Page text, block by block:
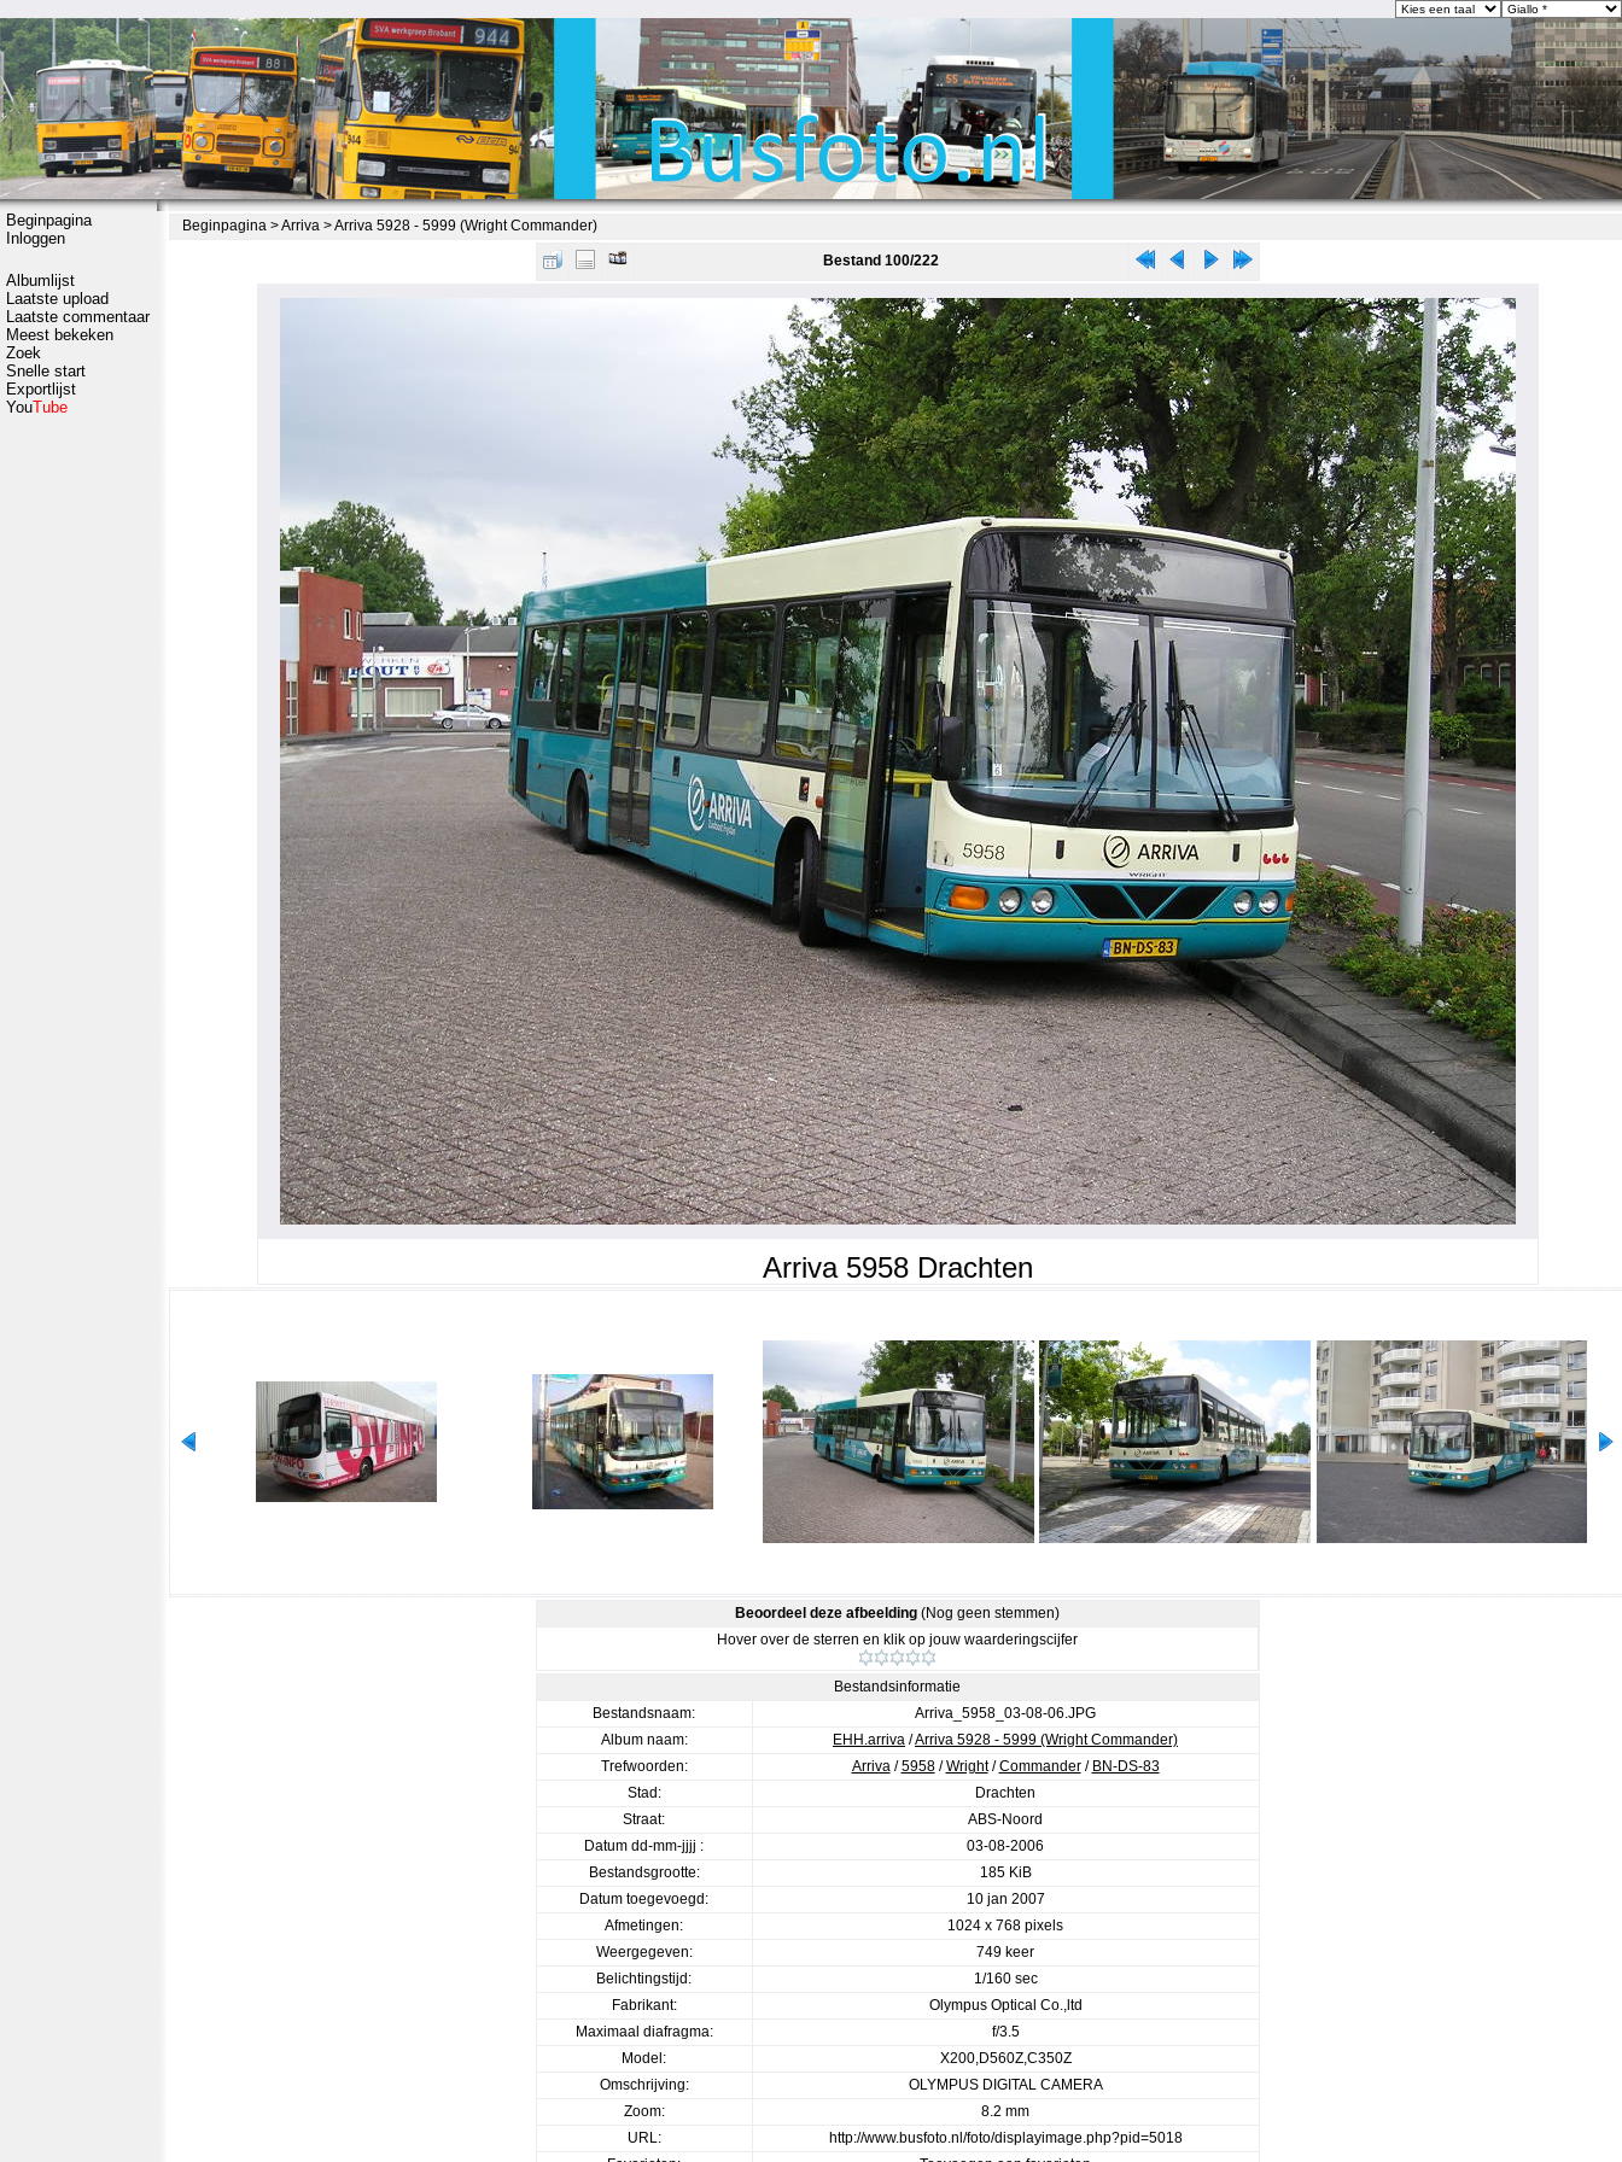
Beginpagina
Inloggen
Albumlijst
Laatste upload
Laatste commentaar
Meest bekeken
Zoek
Snelle start
Exportlijst
YouTube
Beginpagina >Arriva >Arriva 5928 - 5999 (Wright Commander)
Bestand 100/222
Arriva 5958 Drachten
Beoordeel deze afbeelding (Nog geen stemmen)
Hover over de sterren en klik op jouw waarderingscijfer
Bestandsinformatie
Bestandsnaam:
Arriva_5958_03-08-06.JPG
Album naam:
EHH.arriva /Arriva 5928 - 5999 (Wright Commander)
Trefwoorden:
Arriva/5958/Wright/Commander/ BN-DS-83
Stad:
Drachten
Straat:
ABS-Noord
Datum dd-mm-jjjj :
03-08-2006
Bestandsgrootte:
185 KiB
Datum toegevoegd:
10 jan 2007
Afmetingen:
1024 x 768 pixels
Weergegeven:
749 keer
Belichtingstijd:
1/160 sec
Fabrikant:
Olympus Optical Co.,ltd
Maximaal diafragma:
f/3.5
Model:
X200,D560Z,C350Z
Omschrijving:
OLYMPUS DIGITAL CAMERA
Zoom:
8.2 mm
URL:
http://www.busfoto.nl/foto/displayimage.php?pid=5018